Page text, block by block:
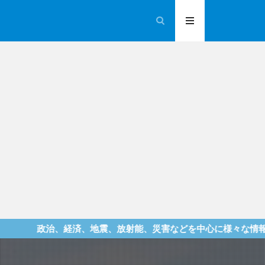
経済、地震、放射能、災害などを中心に様々な情報を提供してい